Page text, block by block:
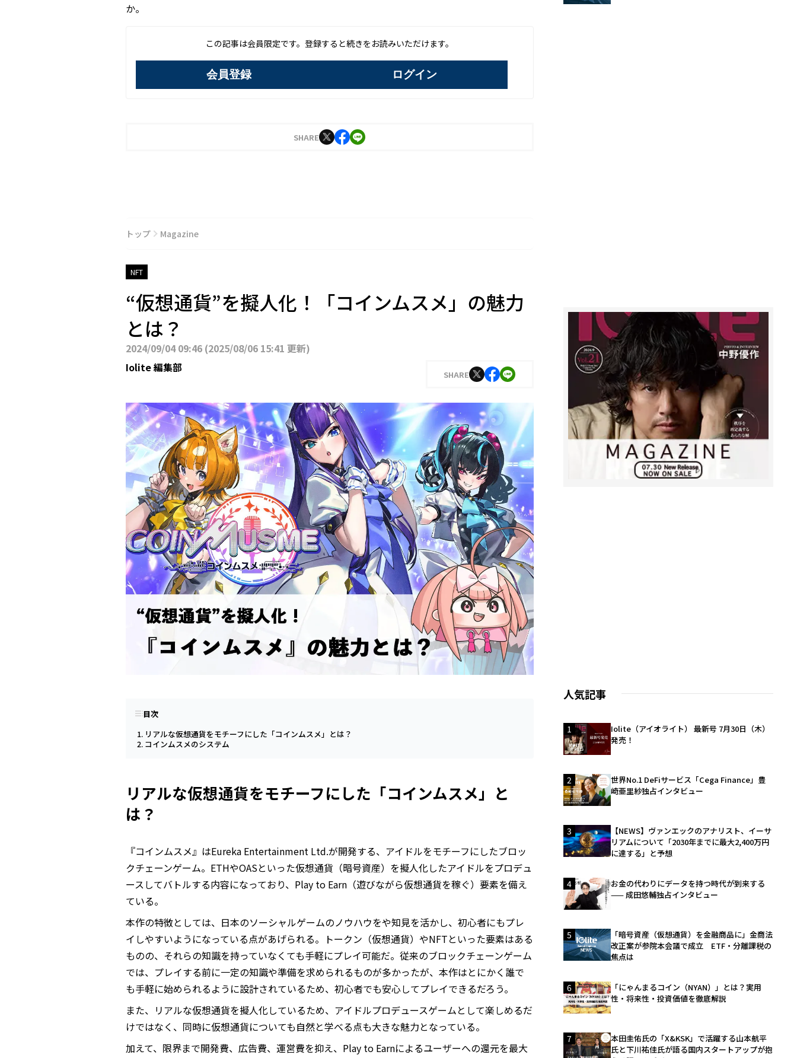
か。
この記事は会員限定です。登録すると続きをお読みいただけます。
会員登録 ログイン
SHARE
トップ Magazine
NFT
“仮想通貨”を擬人化！「コインムスメ」の魅力
とは？
2024/09/04 09:46(2025/08/06 15:41 更新)
Iolite 編集部
SHARE
目次
リアルな仮想通貨をモチーフにした「コインムスメ」とは？
コインムスメのシステム
リアルな仮想通貨をモチーフにした「コインムスメ」と
は？
『コインムスメ』はEureka Entertainment Ltd.が開発する、アイドルをモチーフにしたブロッ
クチェーンゲーム。ETHやOASといった仮想通貨（暗号資産）を擬人化したアイドルをプロデュ
ースしてバトルする内容になっており、Play to Earn（遊びながら仮想通貨を稼ぐ）要素を備え
ている。
本作の特徴としては、日本のソーシャルゲームのノウハウをや知見を活かし、初心者にもプレ
イしやすいようになっている点があげられる。トークン（仮想通貨）やNFTといった要素はある
ものの、それらの知識を持っていなくても手軽にプレイ可能だ。従来のブロックチェーンゲーム
では、プレイする前に一定の知識や準備を求められるものが多かったが、本作はとにかく誰で
も手軽に始められるように設計されているため、初心者でも安心してプレイできるだろう。
また、リアルな仮想通貨を擬人化しているため、アイドルプロデュースゲームとして楽しめるだ
けではなく、同時に仮想通貨についても自然と学べる点も大きな魅力となっている。
加えて、限界まで開発費、広告費、運営費を抑え、Play to Earnによるユーザーへの還元を最大
人気記事
1
Iolite（アイオライト） 最新号 7月30日（木）
発売！
2
世界No.1 DeFiサービス「Cega Finance」豊
崎亜里紗独占インタビュー
3
【NEWS】ヴァンエックのアナリスト、イーサ
リアムについて「2030年までに最大2,400万円
に達する」と予想
4
お金の代わりにデータを持つ時代が到来する
—— 成田悠輔独占インタビュー
5
「暗号資産（仮想通貨）を金融商品に」金商法
改正案が参院本会議で成立 ETF・分離課税の
焦点は
6
「にゃんまるコイン（NYAN）」とは？実用
性・将来性・投資価値を徹底解説
7
本田圭佑氏の「X&KSK」で活躍する山本航平
氏と下川祐佳氏が語る国内スタートアップが抱